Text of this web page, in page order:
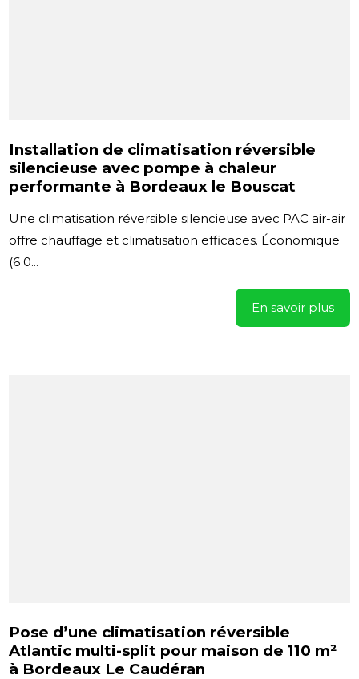
Installation de climatisation réversible
silencieuse avec pompe à chaleur
performante à Bordeaux le Bouscat
Une climatisation réversible silencieuse avec PAC air-air
offre chauffage et climatisation efficaces. Économique
(6 0...
En savoir plus
Pose d’une climatisation réversible
Atlantic multi-split pour maison de 110 m²
à Bordeaux Le Caudéran